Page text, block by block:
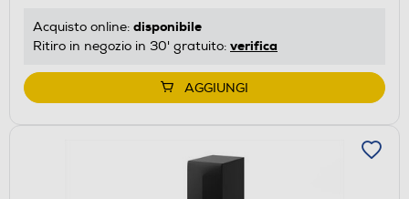
Acquisto online: disponibile
Ritiro in negozio in 30' gratuito: verifica
AGGIUNGI